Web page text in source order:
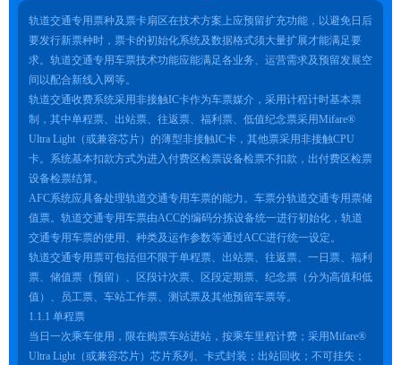
轨道交通专用票种及票卡扇区在技术方案上应预留扩充功能，以避免日后
要发行新票种时，票卡的初始化系统及数据格式须大量扩展才能满足要
求。轨道交通专用车票技术功能应能满足各业务、运营需求及预留发展空
间以配合新线入网等。
轨道交通收费系统采用非接触IC卡作为车票媒介，采用计程计时基本票
制，其中单程票、出站票、往返票、福利票、低值纪念票采用Mifare®
Ultra Light（或兼容芯片）的薄型非接触IC卡，其他票采用非接触CPU
卡。系统基本扣款方式为进入付费区检票设备检票不扣款，出付费区检票
设备检票结算。
AFC系统应具备处理轨道交通专用车票的能力。车票分轨道交通专用票储
值票。轨道交通专用车票由ACC的编码分拣设备统一进行初始化，轨道
交通专用车票的使用、种类及运作参数等通过ACC进行统一设定。
轨道交通专用票可包括但不限于单程票、出站票、往返票、一日票、福利
票、储值票（预留）、区段计次票、区段定期票、纪念票（分为高值和低
值）、员工票、车站工作票、测试票及其他预留车票等。
1.1.1 单程票
当日一次乘车使用，限在购票车站进站，按乘车里程计费；采用Mifare®
Ultra Light（或兼容芯片）芯片系列、卡式封装；出站回收；不可挂失；